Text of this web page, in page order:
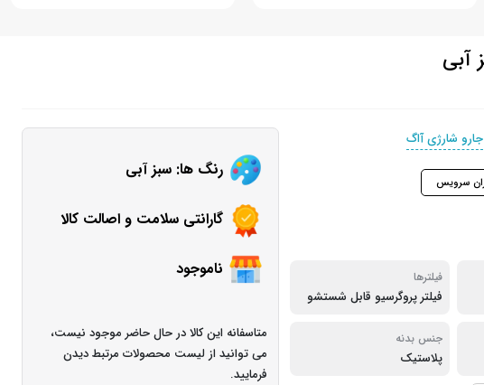
جارو شارژی آاگ
فیلترها
فیلتر پروگرسیو قابل شستشو
جنس بدنه
پلاستیک
رنگ ها: سبز آبی
گارانتی سلامت و اصالت کالا
ناموجود
متاسفانه این کالا در حال حاضر موجود نیست،
می توانید از لیست محصولات مرتبط دیدن
فرمایید.